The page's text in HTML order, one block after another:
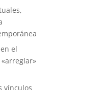
el
vínculos